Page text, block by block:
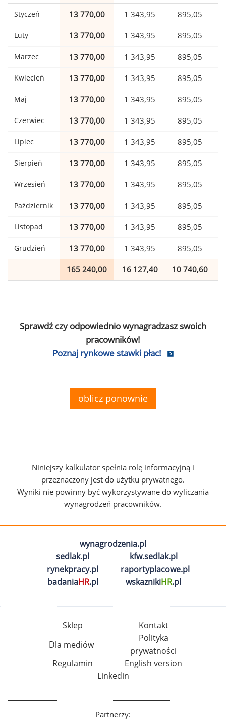
Styczeń 13 770,00 1 343,95 895,05
Luty 13 770,00 1 343,95 895,05
Marzec 13 770,00 1 343,95 895,05
Kwiecień 13 770,00 1 343,95 895,05
Maj 13 770,00 1 343,95 895,05
Czerwiec 13 770,00 1 343,95 895,05
Lipiec 13 770,00 1 343,95 895,05
Sierpień 13 770,00 1 343,95 895,05
Wrzesień 13 770,00 1 343,95 895,05
Październik 13 770,00 1 343,95 895,05
Listopad 13 770,00 1 343,95 895,05
Grudzień 13 770,00 1 343,95 895,05
165 240,00 16 127,40 10 740,60
Sprawdź czy odpowiednio wynagradzasz swoich
pracowników!
Poznaj rynkowe stawki płac!
oblicz ponownie
Niniejszy kalkulator spełnia rolę informacyjną i
przeznaczony jest do użytku prywatnego.
Wyniki nie powinny być wykorzystywane do wyliczania
wynagrodzeń pracowników.
wynagrodzenia.pl
sedlak.pl
kfw.sedlak.pl
rynekpracy.pl
raportyplacowe.pl
badaniaHR.pl wskaznikiHR.pl
Sklep
Kontakt
Dla mediów
Polityka
prywatności
Regulamin
English version
Linkedin
Partnerzy: